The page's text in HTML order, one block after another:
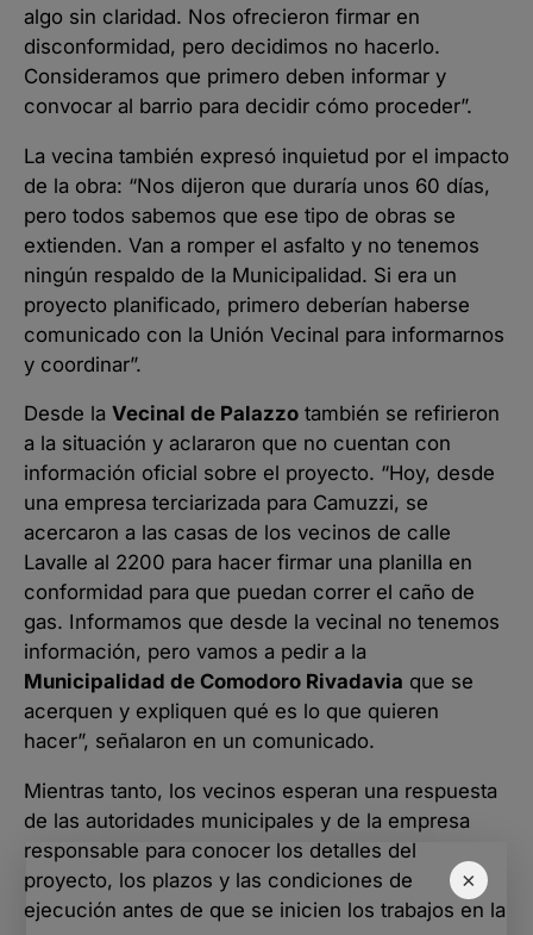
×
algo sin claridad. Nos ofrecieron firmar en
disconformidad, pero decidimos no hacerlo.
Consideramos que primero deben informar y
convocar al barrio para decidir cómo proceder”.
La vecina también expresó inquietud por el impacto
de la obra: “Nos dijeron que duraría unos 60 días,
pero todos sabemos que ese tipo de obras se
extienden. Van a romper el asfalto y no tenemos
ningún respaldo de la Municipalidad. Si era un
proyecto planificado, primero deberían haberse
comunicado con la Unión Vecinal para informarnos
y coordinar”.
Desde la Vecinal de Palazzo también se refirieron
a la situación y aclararon que no cuentan con
información oficial sobre el proyecto. “Hoy, desde
una empresa terciarizada para Camuzzi, se
acercaron a las casas de los vecinos de calle
Lavalle al 2200 para hacer firmar una planilla en
conformidad para que puedan correr el caño de
gas. Informamos que desde la vecinal no tenemos
información, pero vamos a pedir a la
Municipalidad de Comodoro Rivadavia que se
acerquen y expliquen qué es lo que quieren
hacer”, señalaron en un comunicado.
Mientras tanto, los vecinos esperan una respuesta
de las autoridades municipales y de la empresa
responsable para conocer los detalles del
proyecto, los plazos y las condiciones de
ejecución antes de que se inicien los trabajos en la